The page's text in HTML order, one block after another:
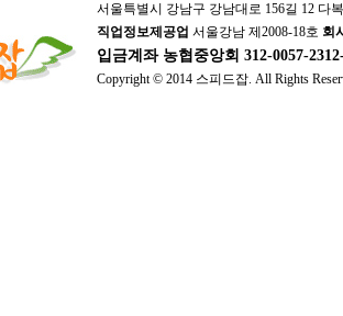
서울특별시 강남구 강남대로 156길 12 다
직업정보제공업 서울강남 제2008-18호 회
입금계좌 농협중앙회 312-0057-
Copyright © 2014 스피드잡. All Rights